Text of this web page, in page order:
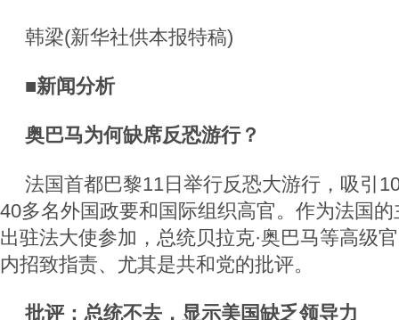
韩梁(新华社供本报特稿)
■新闻分析
奥巴马为何缺席反恐游行？
法国首都巴黎11日举行反恐大游行，吸引
40多名外国政要和国际组织高官。作为法国
出驻法大使参加，总统贝拉克·奥巴马等高级
内招致指责、尤其是共和党的批评。
批评：总统不去，显示美国缺乏领导力